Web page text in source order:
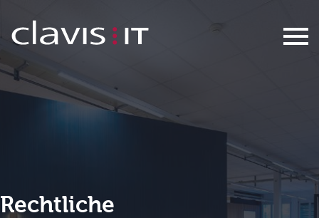
Rechtliche